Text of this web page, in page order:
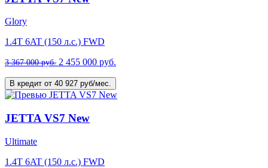
Glory
1.4T 6AT (150 л.с.) FWD
3 367 000 руб. 2 455 000 руб.
В кредит от 40 927 руб/мес.
JETTA VS7 New
Ultimate
1.4T 6AT (150 л.с.) FWD